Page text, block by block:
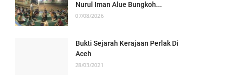
Nurul Iman Alue Bungkoh...
07/08/2026
Bukti Sejarah Kerajaan Perlak Di
Aceh
28/03/2021